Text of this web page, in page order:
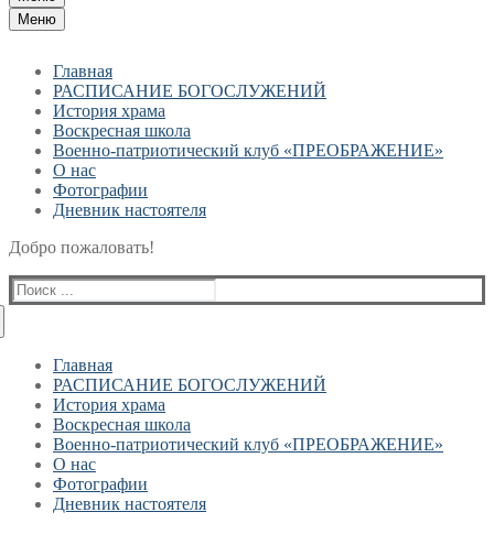
Меню
Главная
РАСПИСАНИЕ БОГОСЛУЖЕНИЙ
История храма
Воскресная школа
Военно-патриотический клуб «ПРЕОБРАЖЕНИЕ»
О нас
Фотографии
Дневник настоятеля
Добро пожаловать!
Найти:
Главная
РАСПИСАНИЕ БОГОСЛУЖЕНИЙ
История храма
Воскресная школа
Военно-патриотический клуб «ПРЕОБРАЖЕНИЕ»
О нас
Фотографии
Дневник настоятеля